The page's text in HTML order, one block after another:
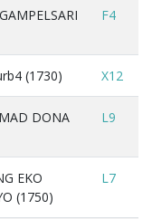
F4
(1730) X12
DONA
L9
EKO
(1750)
L7